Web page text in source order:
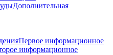
Дополнительная
Первое информационное
информационное